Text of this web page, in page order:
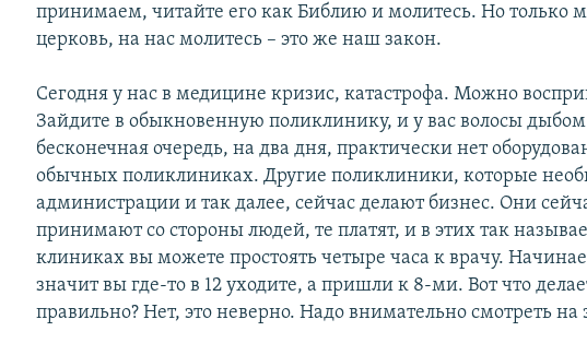
принимаем, читайте его как Библию и молитесь. Но только
церковь, на нас молитесь – это же наш закон.
Сегодня у нас в медицине кризис, катастрофа. Можно
Зайдите в обыкновенную поликлинику, и у вас волосы дыбом
бесконечная очередь, на два дня, практически нет
обычных поликлиниках. Другие поликлиники, которые
администрации и так далее, сейчас делают бизнес. Они
принимают со стороны людей, те платят, и в этих так
клиниках вы можете простоять четыре часа к врачу.
значит вы где-то в 12 уходите, а пришли к 8-ми. Вот что
правильно? Нет, это неверно. Надо внимательно смотреть на